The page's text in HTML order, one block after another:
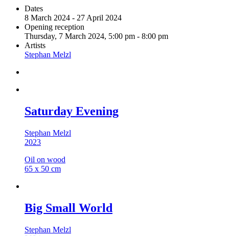
Dates
8 March 2024 - 27 April 2024
Opening reception
Thursday, 7 March 2024, 5:00 pm - 8:00 pm
Artists
Stephan Melzl
Saturday Evening
Stephan Melzl
2023
Oil on wood
65 x 50 cm
Big Small World
Stephan Melzl